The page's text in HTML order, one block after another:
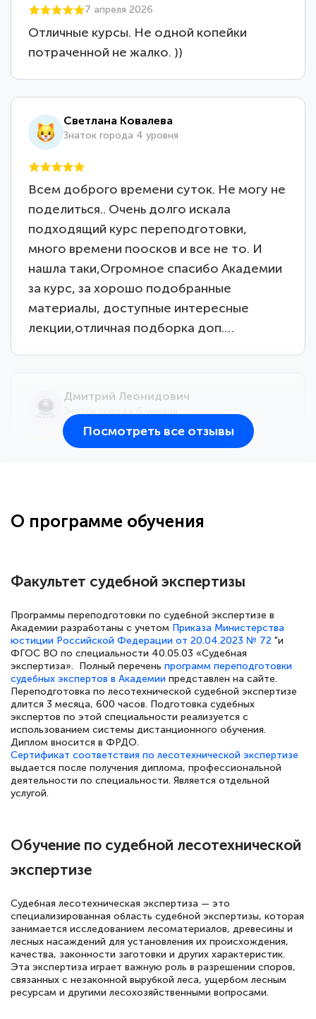
7 апреля 2026
Отличные курсы. Не одной копейки
потраченной не жалко. ))
Светлана Ковалева
Знаток города 4 уровня
Всем доброго времени суток. Не могу не
поделиться.. Очень долго искала
подходящий курс переподготовки,
много времени поосков и все не то. И
нашла таки,Огромное спасибо Академии
за курс, за хорошо подобранные
материалы, доступные интересные
лекции,отличная подборка доп.…
Дмитрий Леонидович
большое количество методических
Елена Кравченко
Знаток города 5 уровня
18 марта 2026
Выражаю благодарность за курс
повышения квалификации "Эксперт ЕГЭ по
русскому языку и литературе". Много
полезных материалов помогли
подготовиться к тестированию. Это
книги, методические рекомендации,
достаточно. Курс помогает пройти
Евгения Коротких
Знаток города 2 уровня
12 марта 2026
Спасибо большое Академии! Грамотное,
Посмотреть все отзывы
О программе обучения
Факультет судебной экспертизы
Программы переподготовки по судебной экспертизе в
Академии разработаны с учетом Приказа Министерства
юстиции Российской Федерации от 20.04.2023 № 72 "и
ФГОС ВО по специальности 40.05.03 «Судебная
экспертиза». Полный перечень программ переподготовки
судебных экспертов в Академии представлен на сайте.
Переподготовка по лесотехнической судебной экспертизе
длится 3 месяца, 600 часов. Подготовка судебных
экспертов по этой специальности реализуется с
использованием системы дистанционного обучения.
Диплом вносится в ФРДО.
Сертификат соответствия по лесотехнической экспертизе
выдается после получения диплома, профессиональной
деятельности по специальности. Является отдельной
услугой.
Обучение по судебной лесотехнической
экспертизе
Судебная лесотехническая экспертиза — это
специализированная область судебной экспертизы, которая
занимается исследованием лесоматериалов, древесины и
лесных насаждений для установления их происхождения,
качества, законности заготовки и других характеристик.
Эта экспертиза играет важную роль в разрешении споров,
связанных с незаконной вырубкой леса, ущербом лесным
ресурсам и другими лесохозяйственными вопросами.